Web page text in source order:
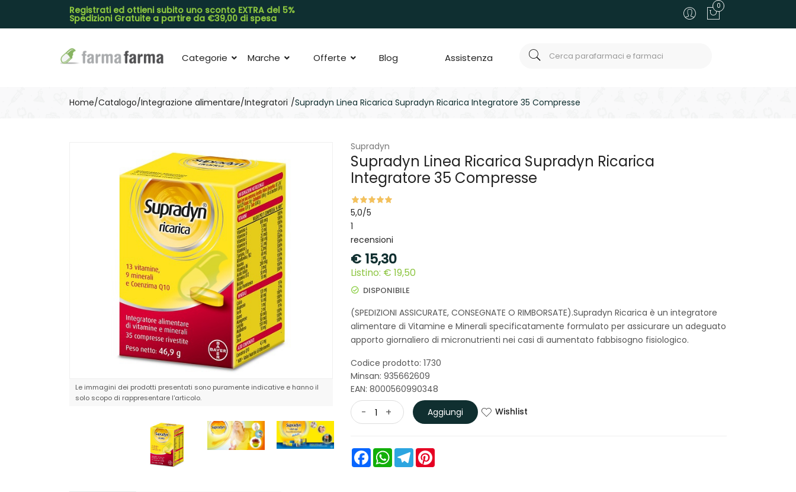
Registrati ed ottieni subito uno sconto EXTRA del 5%
Spedizioni Gratuite a partire da €39,00 di spesa
0
Categorie Marche Offerte Blog Assistenza
Home Catalogo/Integrazione alimentare/Integratori Supradyn Linea Ricarica Supradyn Ricarica Integratore 35 Compresse
Le immagini dei prodotti presentati sono puramente indicative e hanno il
solo scopo di rappresentare l'articolo.
Supradyn
Supradyn Linea Ricarica Supradyn Ricarica
Integratore 35 Compresse
5,0/5
1
recensioni
€ 15,30
Listino: € 19,50
DISPONIBILE
(SPEDIZIONI ASSICURATE, CONSEGNATE O RIMBORSATE).Supradyn Ricarica è un integratore
alimentare di Vitamine e Minerali specificatamente formulato per assicurare un adeguato
apporto giornaliero di micronutrienti nei casi di aumentato fabbisogno fisiologico.
Codice prodotto: 1730
Minsan: 935662609
EAN: 8000560990348
- + Aggiungi Wishlist
FacebookWhatsAppTelegram